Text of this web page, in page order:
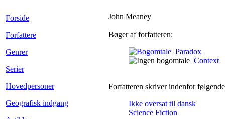
Forside
Forfattere
Genrer
Serier
Hovedpersoner
Geografisk indgang
John Meaney
Bøger af forfatteren:
Paradox
Context
Forfatteren skriver indenfor
Ikke oversat til dansk
Science Fiction